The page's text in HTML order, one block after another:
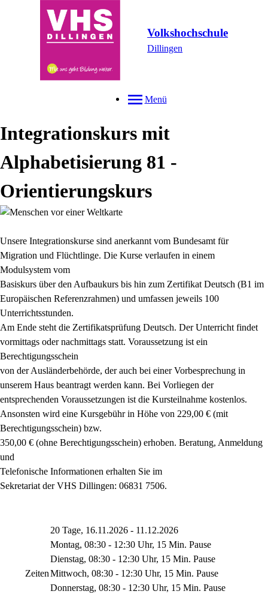
Volkshochschule
Dillingen
Menü
Integrationskurs mit
Alphabetisierung 81 -
Orientierungskurs
Unsere Integrationskurse sind anerkannt vom Bundesamt für
Migration und Flüchtlinge. Die Kurse verlaufen in einem
Modulsystem vom
Basiskurs über den Aufbaukurs bis hin zum Zertifikat Deutsch (B1 im
Europäischen Referenzrahmen) und umfassen jeweils 100
Unterrichtsstunden.
Am Ende steht die Zertifikatsprüfung Deutsch. Der Unterricht findet
vormittags oder nachmittags statt. Voraussetzung ist ein
Berechtigungsschein
von der Ausländerbehörde, der auch bei einer Vorbesprechung in
unserem Haus beantragt werden kann. Bei Vorliegen der
entsprechenden Voraussetzungen ist die Kursteilnahme kostenlos.
Ansonsten wird eine Kursgebühr in Höhe von 229,00 € (mit
Berechtigungsschein) bzw.
350,00 € (ohne Berechtigungsschein) erhoben. Beratung, Anmeldung
und
Telefonische Informationen erhalten Sie im
Sekretariat der VHS Dillingen: 06831 7506.
Zeiten
20 Tage, 16.11.2026 - 11.12.2026
Montag, 08:30 - 12:30 Uhr, 15 Min. Pause
Dienstag, 08:30 - 12:30 Uhr, 15 Min. Pause
Mittwoch, 08:30 - 12:30 Uhr, 15 Min. Pause
Donnerstag, 08:30 - 12:30 Uhr, 15 Min. Pause